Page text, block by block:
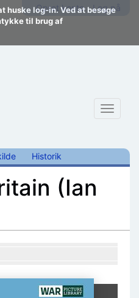
huske log-in. Ved at besøge
til brug af
Opret konto Log på
Toggle
Historik
(Ian